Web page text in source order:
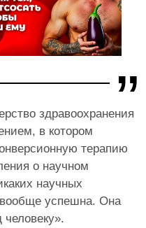
здравоохранения
в котором
терапию
о научном
научных
вообще успешна. Она